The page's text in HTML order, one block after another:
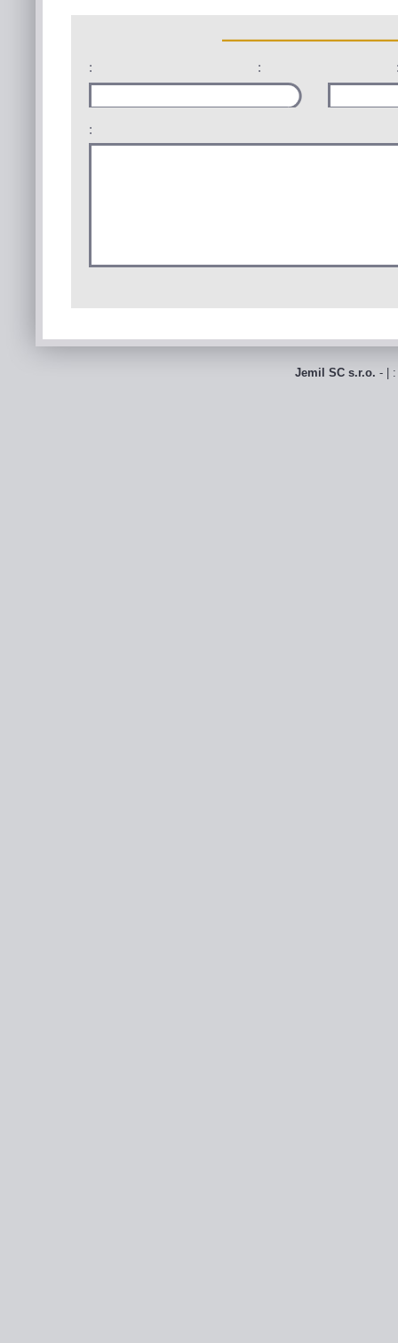
: :
:
Jemil SC s.r.o. - |